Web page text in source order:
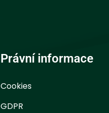
Právní informace
Cookies
GDPR